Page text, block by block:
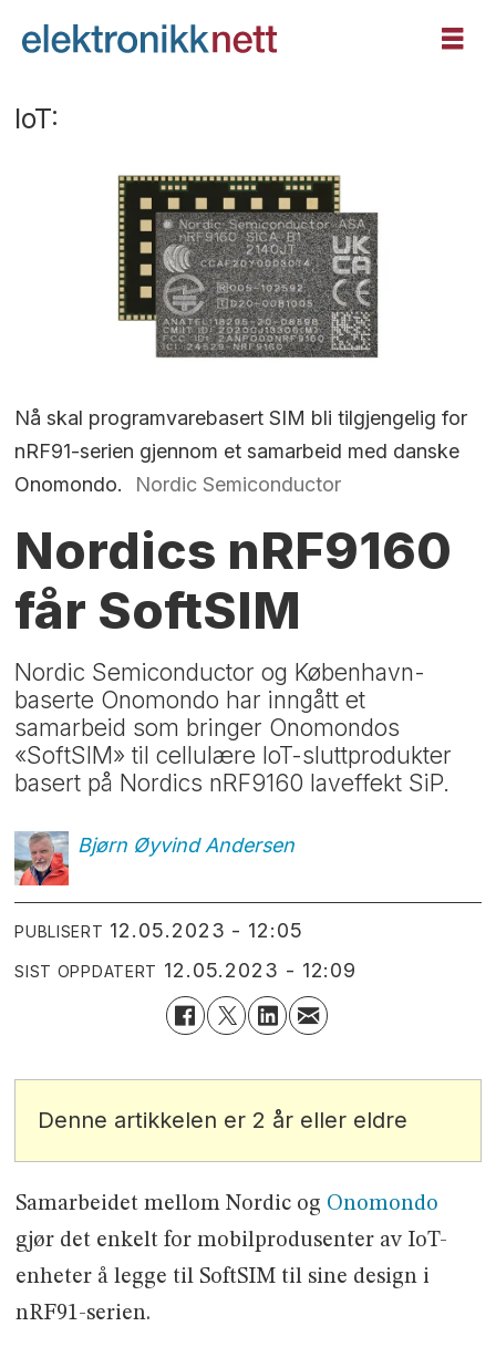
IoT:
Nå skal programvarebasert SIM bli tilgjengelig for
nRF91-serien gjennom et samarbeid med danske
Onomondo.
Nordic Semiconductor
Nordics nRF9160
får SoftSIM
Nordic Semiconductor og København-
baserte Onomondo har inngått et
samarbeid som bringer Onomondos
«SoftSIM» til cellulære IoT-sluttprodukter
basert på Nordics nRF9160 laveffekt SiP.
Bjørn Øyvind Andersen
PUBLISERT 12.05.2023 - 12:05
SIST OPPDATERT 12.05.2023 - 12:09
Denne artikkelen er 2 år eller eldre
Samarbeidet mellom Nordic og Onomondo
gjør det enkelt for mobilprodusenter av IoT-
enheter å legge til SoftSIM til sine design i
nRF91-serien.